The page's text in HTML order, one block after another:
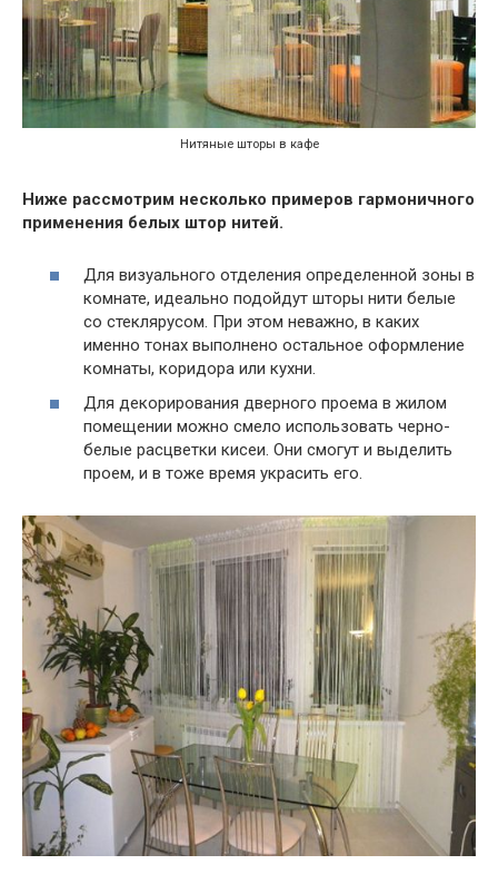
Нитяные шторы в кафе
Ниже рассмотрим несколько примеров гармоничного
применения белых штор нитей.
Для визуального отделения определенной зоны в
комнате, идеально подойдут шторы нити белые
со стеклярусом. При этом неважно, в каких
именно тонах выполнено остальное оформление
комнаты, коридора или кухни.
Для декорирования дверного проема в жилом
помещении можно смело использовать черно-
белые расцветки кисеи. Они смогут и выделить
проем, и в тоже время украсить его.